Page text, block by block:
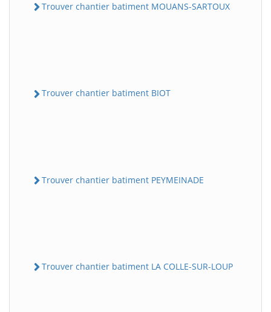
Trouver chantier batiment MOUANS-SARTOUX
Trouver chantier batiment BIOT
Trouver chantier batiment PEYMEINADE
Trouver chantier batiment LA COLLE-SUR-LOUP